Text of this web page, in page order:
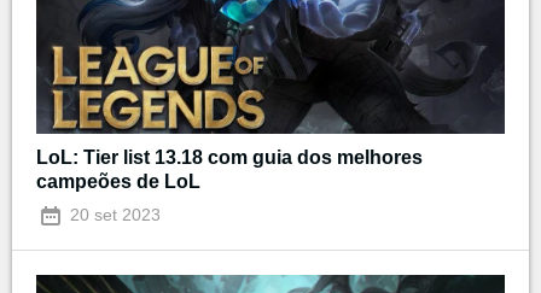
LoL: Tier list 13.18 com guia dos melhores
campeões de LoL
20 set 2023